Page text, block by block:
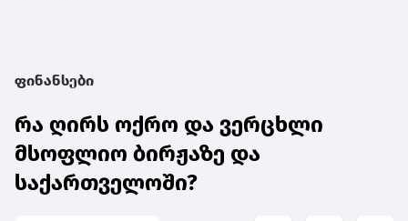
ფინანსები
რა ღირს ოქრო და ვერცხლი
მსოფლიო ბირჟაზე და
საქართველოში?